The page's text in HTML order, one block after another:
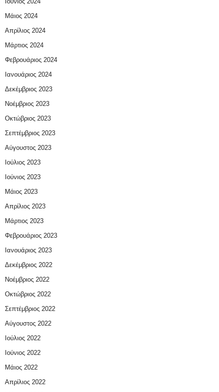
Μάιος 2024
Απρίλιος 2024
Μάρτιος 2024
Φεβρουάριος 2024
Ιανουάριος 2024
Δεκέμβριος 2023
Νοέμβριος 2023
Οκτώβριος 2023
Σεπτέμβριος 2023
Αύγουστος 2023
Ιούλιος 2023
Ιούνιος 2023
Μάιος 2023
Απρίλιος 2023
Μάρτιος 2023
Φεβρουάριος 2023
Ιανουάριος 2023
Δεκέμβριος 2022
Νοέμβριος 2022
Οκτώβριος 2022
Σεπτέμβριος 2022
Αύγουστος 2022
Ιούλιος 2022
Ιούνιος 2022
Μάιος 2022
Απρίλιος 2022